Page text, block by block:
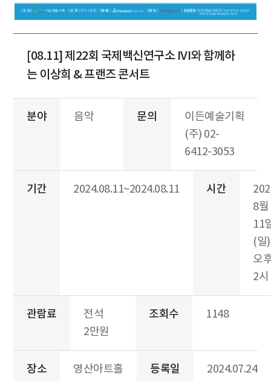
[08.11] 제22회 국제백신연구소 IVI와 함께하
는 이상희 & 프랜즈 콘서트
분야 음악 문의
이든예술기획
(주) 02-
6412-3053
기간 2024.08.11~2024.08.11 시간
8월
11
(일)
오
2시
관람료
전석
2만원
조회수 1148
장소 영산아트홀 등록일 2024.07.24